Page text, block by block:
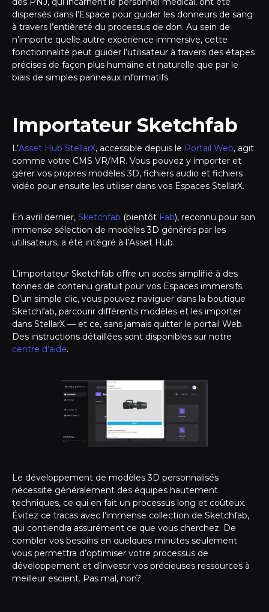
dispersés dans l’Espace pour guider les donneurs de sang
à travers l’entièreté du processus de don. Au sein de
n’importe quelle autre expérience immersive, cette
fonctionnalité peut guider l’utilisateur à travers des étapes
précises de façon plus humaine et naturelle que par le
biais de simples panneaux informatifs.
Importateur Sketchfab
L’Asset Hub StellarX, accessible depuis le Portail Web, agit
comme votre CMS VR/MR. Vous pouvez y importer et
gérer vos propres modèles 3D, fichiers audio et fichiers
vidéo pour ensuite les utiliser dans vos Espaces StellarX.
En avril dernier, Sketchfab (bientôt Fab), reconnu pour son
immense sélection de modèles 3D générés par les
utilisateurs, a été intégré à l’Asset Hub.
L’importateur Sketchfab offre un accès simplifié à des
tonnes de contenu gratuit pour vos Espaces immersifs.
D’un simple clic, vous pouvez naviguer dans la boutique
Sketchfab, parcourir différents modèles et les importer
dans StellarX — et ce, sans jamais quitter le portail Web.
Des instructions détaillées sont disponibles sur notre
centre d’aide.
Le développement de modèles 3D personnalisés
nécessite généralement des équipes hautement
techniques, ce qui en fait un processus long et coûteux.
Évitez ce tracas avec l’immense collection de Sketchfab,
qui contiendra assurément ce que vous cherchez. De
combler vos besoins en quelques minutes seulement
vous permettra d’optimiser votre processus de
développement et d’investir vos précieuses ressources à
meilleur escient. Pas mal, non?